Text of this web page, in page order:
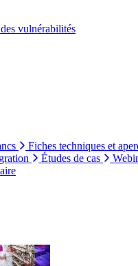
vulnérabilités
Fiches techniques et
Études de cas